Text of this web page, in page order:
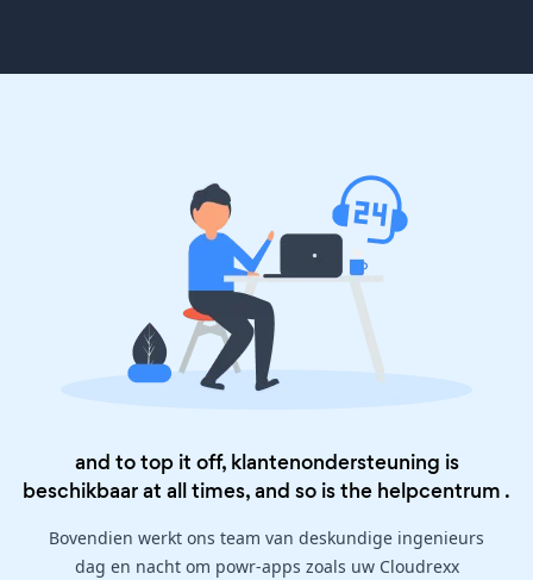
and to top it off, klantenondersteuning is
beschikbaar at all times, and so is the helpcentrum .
Bovendien werkt ons team van deskundige ingenieurs
dag en nacht om powr-apps zoals uw Cloudrexx